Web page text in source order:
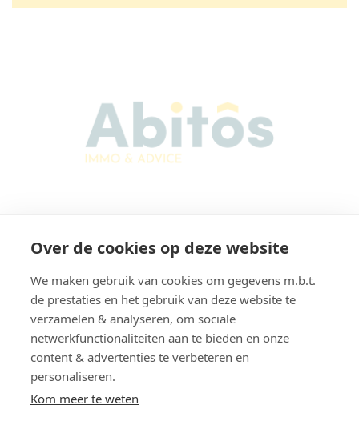
Karel Lodewijk Dierickxstraat 22
9000 Gent
Belgium
Navigation
Home
Over de cookies op deze website
We maken gebruik van cookies om gegevens m.b.t.
de prestaties en het gebruik van deze website te
verzamelen & analyseren, om sociale
netwerkfunctionaliteiten aan te bieden en onze
content & advertenties te verbeteren en
personaliseren.
Kom meer te weten